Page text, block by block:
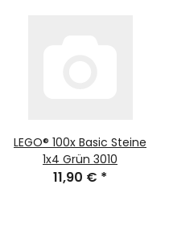
LEGO® 100x Basic Steine
1x4 Grün 3010
11,90 € *